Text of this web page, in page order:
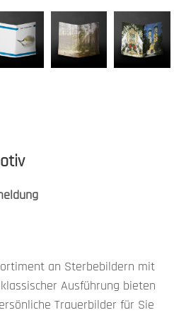
an Sterbebildern mit
Ausführung bieten
Trauerbilder für Sie